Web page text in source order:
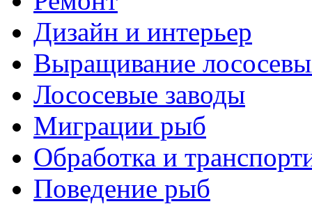
Дизайн и интерьер
Выращивание
Лососевые заводы
Миграции рыб
Обработка и
Поведение рыб